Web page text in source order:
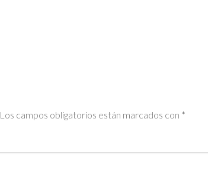
Los campos obligatorios están marcados con *